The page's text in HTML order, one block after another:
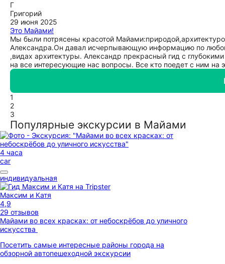
Г
Григорий
29 июня 2025
Это Майами!
Мы были потрясены красотой
Александра.Он давал исчерпывающую информацию по
,видах архитектуры. Александр прекрасный гид с
на все интересующие нас вопросы. Все кто поедет с ним на
1
2
3
Популярные экскурсии в Майами
4 часа
car
индивидуальная
Максим и Катя
4,9
29 отзывов
Майами во всех красках: от небоскрёбов до уличного
искусства
Посетить самые интересные районы города на
обзорной автопешеходной экскурсии